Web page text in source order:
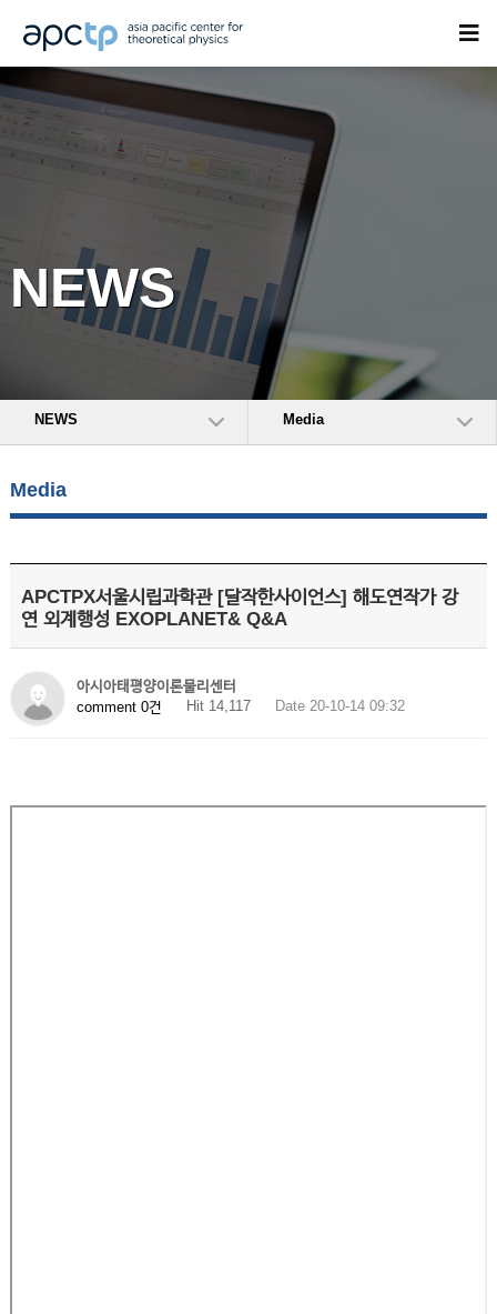
NEWS
NEWS Media
Media
APCTPX서울시립과학관 [달작한사이언스] 해도연작가 강
연 외계행성 EXOPLANET& Q&A
아시아태평양이론물리센터
comment 0건
Hit 14,117 Date 20-10-14 09:32